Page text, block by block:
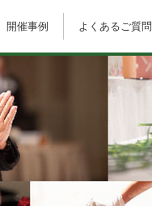
開催事例 よくあるご質問